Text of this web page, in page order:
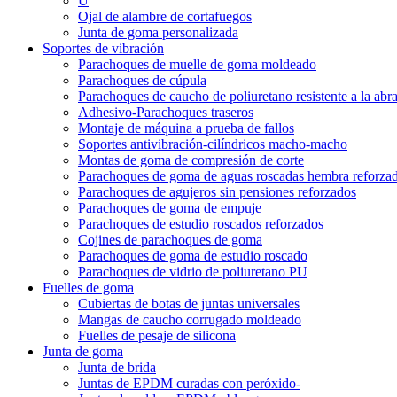
Ojal de alambre de cortafuegos
Junta de goma personalizada
Soportes de vibración
Parachoques de muelle de goma moldeado
Parachoques de cúpula
Parachoques de caucho de poliuretano resistente a la
Adhesivo-Parachoques traseros
Montaje de máquina a prueba de fallos
Soportes antivibración-cilíndricos macho-macho
Montas de goma de compresión de corte
Parachoques de goma de aguas roscadas hembra
Parachoques de agujeros sin pensiones reforzados
Parachoques de goma de empuje
Parachoques de estudio roscados reforzados
Cojines de parachoques de goma
Parachoques de goma de estudio roscado
Parachoques de vidrio de poliuretano PU
Fuelles de goma
Cubiertas de botas de juntas universales
Mangas de caucho corrugado moldeado
Fuelles de pesaje de silicona
Junta de goma
Junta de brida
Juntas de EPDM curadas con peróxido-